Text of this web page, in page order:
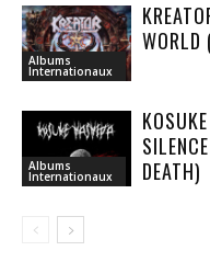
Albums
Internationaux
WORLD
Albums
Internationaux
DEATH)